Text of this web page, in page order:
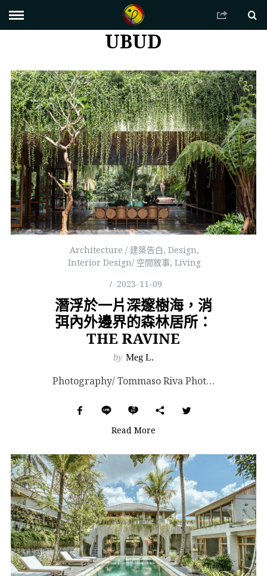
UBUD
Architecture / 建築告白, Design,
Interior Design/ 空間敘事, Living
2023-11-09
潛浮於一片深邃樹海，消
弭內外邊界的森林居所：
THE RAVINE
by Meg L.
Photography/ Tommaso Riva Photography. Images Cour...
Read More